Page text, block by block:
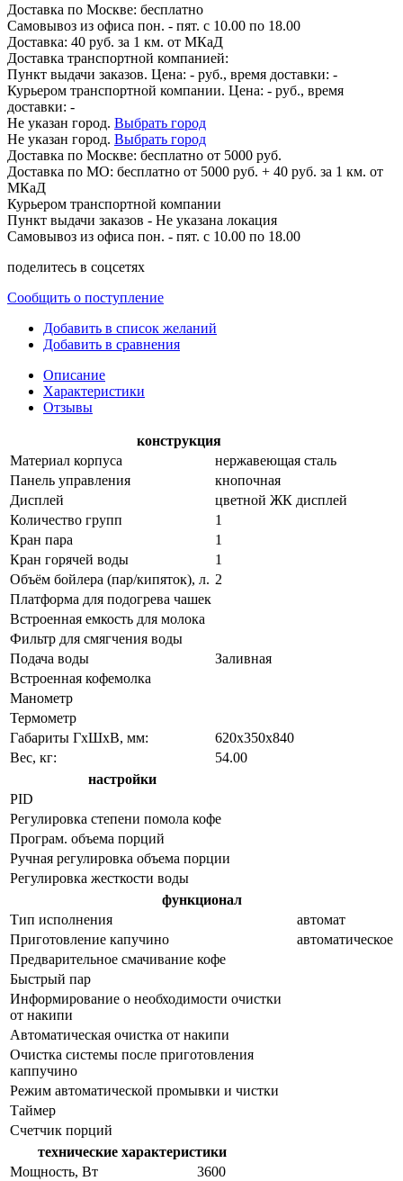
Доставка по Москве: бесплатно
Самовывоз из офиса пон. - пят. с 10.00 по 18.00
Доставка: 40 руб. за 1 км. от МКаД
Доставка транспортной компанией:
Пункт выдачи заказов. Цена: - руб., время доставки: -
Курьером транспортной компании. Цена: - руб., время
доставки: -
Не указан город. Выбрать город
Не указан город. Выбрать город
Доставка по Москве: бесплатно от 5000 руб.
Доставка по МО: бесплатно от 5000 руб. + 40 руб. за 1 км. от
МКаД
Курьером транспортной компании
Пункт выдачи заказов - Не указана локация
Самовывоз из офиса пон. - пят. с 10.00 по 18.00
поделитесь в соцсетях
Сообщить о поступление
Добавить в список желаний
Добавить в сравнения
Описание
Характеристики
Отзывы
конструкция
Материал корпуса
нержавеющая сталь
Панель управления
кнопочная
Дисплей
цветной ЖК дисплей
Количество групп
1
Кран пара
1
Кран горячей воды
1
Объём бойлера (пар/кипяток), л. 2
Платформа для подогрева чашек
Встроенная емкость для молока
Фильтр для смягчения воды
Подача воды
Заливная
Встроенная кофемолка
Манометр
Термометр
Габариты ГхШхВ, мм:
620х350х840
Вес, кг:
54.00
настройки
PID
Регулировка степени помола кофе
Програм. объема порций
Ручная регулировка объема порции
Регулировка жесткости воды
функционал
Тип исполнения
автомат
Приготовление капучино
автоматическое
Предварительное смачивание кофе
Быстрый пар
Информирование о необходимости очистки
от накипи
Автоматическая очистка от накипи
Очистка системы после приготовления
каппучино
Режим автоматической промывки и чистки
Таймер
Счетчик порций
технические характеристики
Мощность, Вт
3600